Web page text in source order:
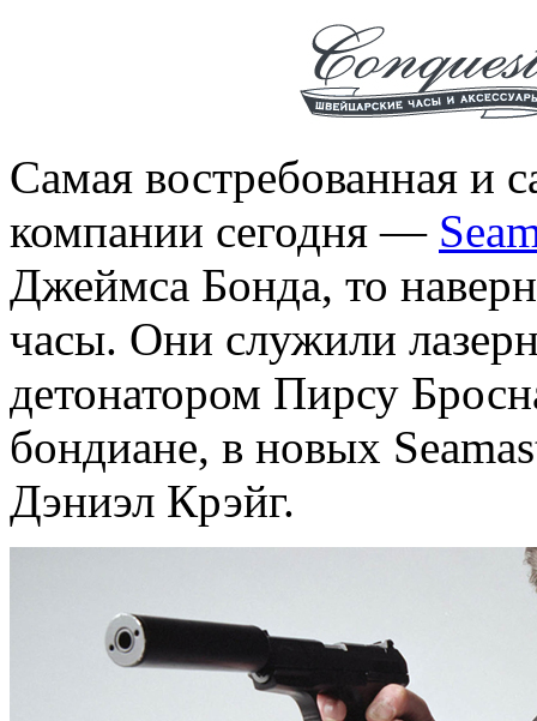
Самая востребованная и
компании сегодня —
Джеймса Бонда, то
часы. Они служили
детонатором Пирсу
бондиане, в новых
Дэниэл Крэйг.